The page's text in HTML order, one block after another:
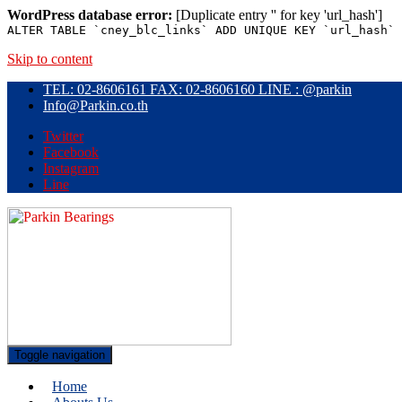
WordPress database error: [Duplicate entry '' for key 'url_hash']
ALTER TABLE `cney_blc_links` ADD UNIQUE KEY
Skip to content
TEL: 02-8606161 FAX: 02-8606160 LINE : @parkin
Info@Parkin.co.th
Twitter
Facebook
Instagram
Line
Toggle navigation
Home